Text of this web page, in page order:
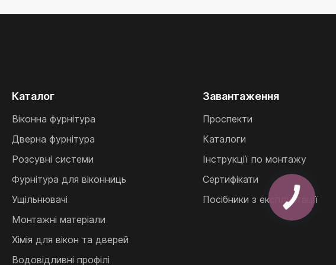
Каталог
Віконна фурнітура
Дверна фурнітура
Розсувні системи
Фурнітура для віконниць
Ущільнювачі
Монтажні матеріали
Хімія для вікон та дверей
Водовідливні профілі
Завантаження
Проспекти
Каталоги
Інструкції по монтажу
Сертифікати
Посібники з експлуатації